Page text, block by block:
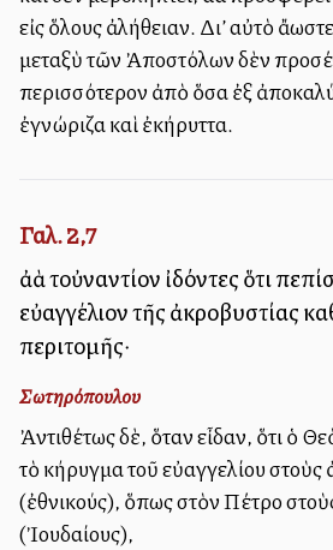
εἰς ὅλους ἀλήθειαν. Δι’ αὐτὸ
μεταξὺ τῶν Ἀποστόλων δὲν
περισσότερον ἀπὸ ὅσα ἐξ
ἐγνώριζα καὶ ἐκήρυττα.
Γαλ. 2,7
ἀλλὰ τοὐναντίον ἰδόντες ὅτι
εὐαγγέλιον τῆς ἀκροβυστίας
περιτομῆς·
Σωτηρόπουλου
Ἀντιθέτως δὲ, ὅταν εἶδαν, ὅτι ὁ
τὸ κήρυγμα τοῦ εὐαγγελίου στοὺς
(ἐθνικούς), ὅπως στὸν Πέτρο
(Ἰουδαίους),